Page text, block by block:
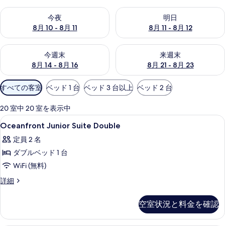
今夜
8月 10 - 8月 11
今夜 8月 10 - 8月 11 の空室状況をチェック
明日
8月 11 - 8月 12
明日 8月 11 - 8月 12 の空室状
今週末
8月 14 - 8月 16
今週末 8月 14 - 8月 16 の空室状況をチェック
来週末
8月 21 - 8月 23
来週末 8月 21 - 8月 23 の空室
利
用
可
能
な
客
室
の
り
条
すべての客室 ベッド 1 台 ベッド 3 台以上 ベッド 2 台
20 室中 20 室を表示中
Oceanfront
Junior
Suite
Double
の
す
の
高級寝具、ミニバー、セーフティボ
7
Oceanfront Junior Suite Double
定員 2 名
ダブルベッド 1 台
WiFi (無料)
詳細
Oceanfront
の
空室状況と料金を確認